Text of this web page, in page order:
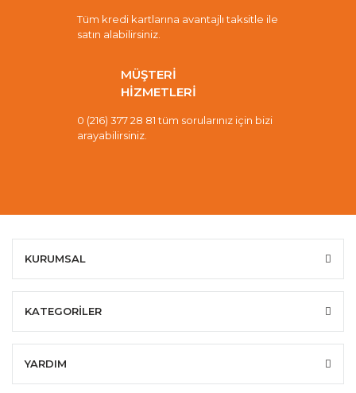
Tüm kredi kartlarına avantajlı taksitle ile
satın alabilirsiniz.
MÜŞTERİ
HİZMETLERİ
0 (216) 377 28 81 tüm sorularınız için bizi
arayabilirsiniz.
KURUMSAL
KATEGORİLER
YARDIM